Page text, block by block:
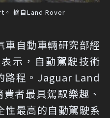
摘自Land Rover
自動車輛研究部經
示，自動駕駛技術
路程。Jaguar Land
者最具駕馭樂趣、
性最高的自動駕駛系